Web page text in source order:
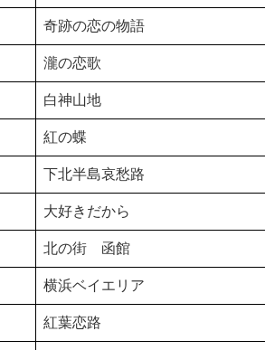
奇跡の恋の物語
瀧の恋歌
白神山地
紅の蝶
下北半島哀愁路
大好きだから
北の街 函館
横浜ベイエリア
紅葉恋路